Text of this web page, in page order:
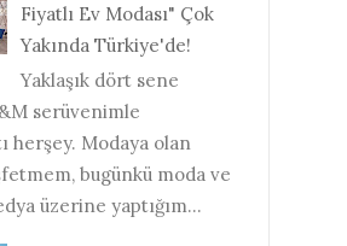
Fiyatlı Ev Modası" Çok
Yakında Türkiye'de!
Yaklaşık dört sene
serüvenimle
herşey. Modaya olan
bugünkü moda ve
üzerine yaptığım...